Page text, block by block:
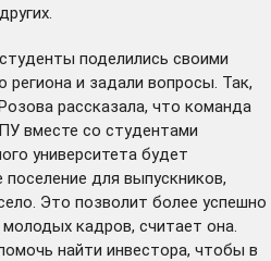
поделились своими
и задали вопросы. Так,
рассказала, что команда
вместе со студентами
университета будет
для выпускников,
Это позволит более успешно
кадров, считает она.
найти инвестора, чтобы в